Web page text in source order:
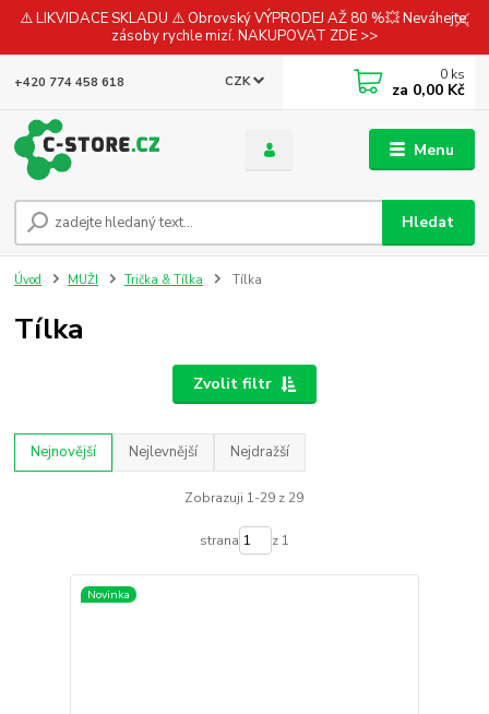
⚠️ LIKVIDACE SKLADU ⚠️ Obrovský VÝPRODEJ AŽ 80 %💥 Neváhejte,
zásoby rychle mizí. NAKUPOVAT ZDE >>
Menu
CZK
Hledat
+420 774 458 618 0 ks
za 0,00 Kč
Úvod MUŽI Trička & Tílka Tílka
Tílka
Zvolit filtr
Nejnovější Nejlevnější Nejdražší
Zobrazuji 1-29 z 29
strana z 1
Novinka